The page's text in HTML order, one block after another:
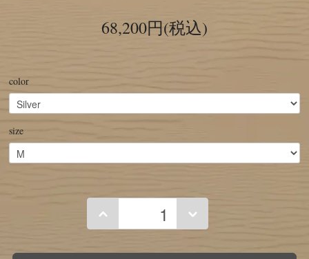
68,200円(税込)
color
size